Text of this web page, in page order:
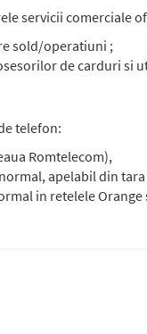
servicii comerciale
sold/operatiuni ;
de carduri si
telefon:
Romtelecom),
apelabil din
in retelele Orange